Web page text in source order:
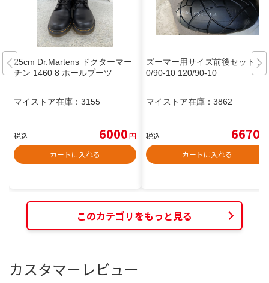
25cm Dr.Martens ドクターマー
チン 1460 8 ホールブーツ
マイストア在庫： 3155
税込 6000円
カートに入れる
ズーマー用サイズ前後セット 13
0/90-10 120/90-10
マイストア在庫： 3862
税込 6670
カートに入れる
このカテゴリをもっと見る
カスタマーレビュー